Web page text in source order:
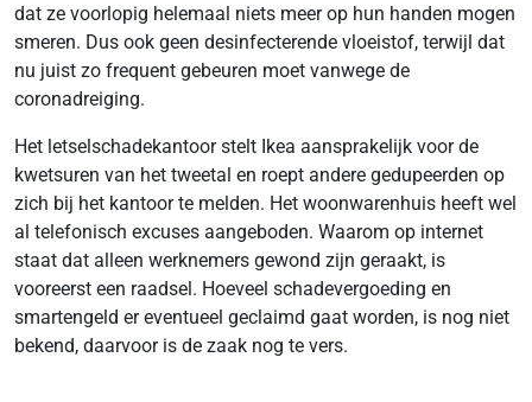
dat ze voorlopig helemaal niets meer op hun handen mogen
smeren. Dus ook geen desinfecterende vloeistof, terwijl dat
nu juist zo frequent gebeuren moet vanwege de
coronadreiging.
Het letselschadekantoor stelt Ikea aansprakelijk voor de
kwetsuren van het tweetal en roept andere gedupeerden op
zich bij het kantoor te melden. Het woonwarenhuis heeft wel
al telefonisch excuses aangeboden. Waarom op internet
staat dat alleen werknemers gewond zijn geraakt, is
vooreerst een raadsel. Hoeveel schadevergoeding en
smartengeld er eventueel geclaimd gaat worden, is nog niet
bekend, daarvoor is de zaak nog te vers.